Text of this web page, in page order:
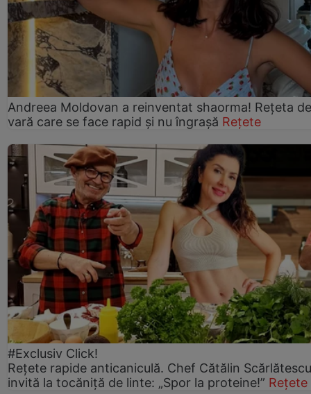
Andreea Moldovan a reinventat shaorma! Rețeta de
vară care se face rapid și nu îngrașă Rețete
#Exclusiv Click!
Rețete rapide anticaniculă. Chef Cătălin
invită la tocăniță de linte: „Spor la proteine!” Rețete